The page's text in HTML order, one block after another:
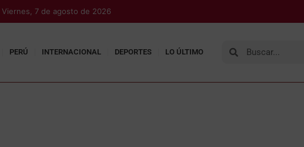
Viernes, 7 de agosto de 2026
PERÚ INTERNACIONAL DEPORTES LO ÚLTIMO